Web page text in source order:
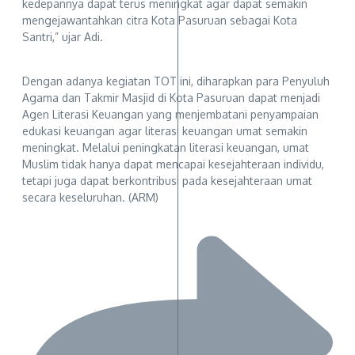
kedepannya dapat terus meningkat agar dapat semakin
mengejawantahkan citra Kota Pasuruan sebagai Kota
Santri,” ujar Adi.
Dengan adanya kegiatan TOT ini, diharapkan para Penyuluh
Agama dan Takmir Masjid di Kota Pasuruan dapat menjadi
Agen Literasi Keuangan yang menjembatani penyampaian
edukasi keuangan agar literasi keuangan umat semakin
meningkat. Melalui peningkatan literasi keuangan, umat
Muslim tidak hanya dapat mencapai kesejahteraan individu,
tetapi juga dapat berkontribusi pada kesejahteraan umat
secara keseluruhan. (ARM)